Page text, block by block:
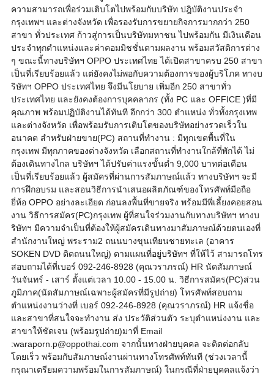
ความสามารถเพื่อร่วมเติบโตไปพร้อมกับบริษัท ปฎิบัติงานประจำ
กรุงเทพฯ และต่างจังหวัด เพื่อรองรับการขยายกิจการมากกว่า 250
สาขา ทั่วประเทศ ก้าวสู่การเป็นบริษัทมหาชน ไปพร้อมกัน มีเงินเดือน
ประจำทุกตำแหน่งและค่าคอมมิชชั่นตามผลงาน พร้อมสวัสดิการต่าง
ๆ ขณะนี้ทางบริษัทฯ OPPO ประเทศไทย ได้เปิดสาขาครบ 250 สาขา
เป็นที่เรียบร้อยแล้ว แต่ยังคงไม่พอกับความต้องการของผู้บริโภค ทางบ
ริษัทฯ OPPO ประเทศไทย จึงมีนโยบาย เพิ่มอีก 250 สาขาทั่ว
ประเทศไทย และยังคงต้องการบุคคลากร (ทั้ง PC และ OFFICE )ที่มี
คุณภาพ พร้อมปฏิบัติงานได้ทันที อีกกว่า 300 ตำแหน่ง ทั่วทั้งกรุงเทพ
และต่างจังหวัด เพื่อพร้อมรับการเติบโตของบริษัทอย่างรวดเร็วใน
อนาคต สำหรับฝ่ายขาย(PC) สถานที่ทำงาน : มีทุกเขตพื้นที่ใน
กรุงเทพ มีทุกภาคของต่างจังหวัด เลือกสถานที่ทำงานใกล้ที่พักได้ ไม่
ต้องเดินทางไกล บริษัทฯ ได้ปรับค่าแรงขั้นต่ำ 9,000 บาทต่อเดือน
เป็นที่เรียบร้อยแล้ว ผู้สมัครที่ผ่านการสัมภาษณ์แล้ว ทางบริษัทฯ จะมี
การฝึกอบรม และสอนวิธีการนำเสนอผลิตภัณฑ์ของโทรศัพท์มือถือ
ยี่ห้อ OPPO อย่างละเอียด ก่อนลงพื้นที่ขายจริง พร้อมมีพี่เลี้ยงคอยสอน
งาน วิธีการสมัคร(PC)กรุงเทพ ผู้ที่สนใจร่วมงานกับทางบริษัทฯ ทางบ
ริษัทฯ มีความจำเป็นที่ต้องให้ผู้สมัครเดินทางมาสัมภาษณ์ด้วยตนเองที่
สำนักงานใหญ่ พระราม2 ถนนบางขุนเทียนชายทะเล (อาคาร
SOKEN DVD ติดถนนใหญ่) ตามแผนที่อยู่บริษัทฯ ที่ให้ไว้ สามารถโทร
สอบถามได้ที่เบอร์ 092-246-8928 (คุณวราภรณ์) HR นัดสัมภาษณ์
วันจันทร์ - เสาร์ ตั้งแต่เวลา 10.00 - 15.00 น. วิธีการสมัคร(PC)ส่วน
ภูมิภาค(นัดสัมภาษณ์เฉพาะผู้สมัครที่มีรูปถ่าย) โทรศัพท์สอบถาม
ตำแหน่งงานว่างที่ เบอร์ 092-246-8928 (คุณวราภรณ์) HR แจ้งชื่อ
และสาขาที่สนใจจะทำงาน ส่ง ประวัติส่วนตัว ระบุตำแหน่งงาน และ
สาขาให้ชัดเจน (พร้อมรูปถ่าย)มาที่ Email
:waraporn.p@oppothai.com จากนั้นทางฝ่ายบุคคล จะติดต่อกลับ
โดยเร็ว พร้อมกับสัมภาษณ์งานผ่านทางโทรศัพท์ทันที (ช่วงเวลานี้
กรุณาเตรียมความพร้อมในการสัมภาษณ์) ในกรณีที่ฝ่ายบุคคลแจ้งว่า